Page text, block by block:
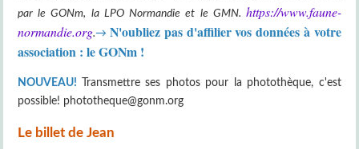
par le GONm, la LPO Normandie et le GMN. https://www.faune-
normandie.org.→ N'oubliez pas d'affilier vos données à votre
association : le GONm !
NOUVEAU!
Transmettre ses photos pour la photothèque, c'est
possible! phototheque@gonm.org
Le billet de Jean